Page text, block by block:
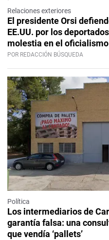
Relaciones exteriores
El presidente Orsi
EE.UU. por los
molestia en el oficialismo
POR REDACCIÓN BÚSQUEDA
Política
Los intermediarios de
garantía falsa: una
que vendía ‘pallets’